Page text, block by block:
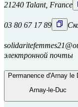
21240 Talant, France
03 80 67 17 89
электронной почты
Permanence d'Arnay le
Arnay-le-Duc